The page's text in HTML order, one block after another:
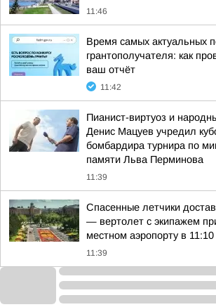
11:46
Время самых актуальных
грантополучателя: как
ваш отчёт
11:42
Пианист-виртуоз и
Денис Мацуев учредил
бомбардира турнира по
памяти Льва Перминова
11:39
Спасенные летчики
— вертолет с экипажем
местном аэропорту в 11:10
11:39